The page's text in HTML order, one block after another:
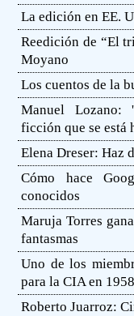
La edición en EE.
Reedición de “El
Moyano
Los cuentos de la
Manuel Lozano:
ficción que se está
Elena Dreser: Haz
Cómo hace
conocidos
Maruja Torres
fantasmas
Uno de los
para la CIA en 1958
Roberto Juarroz: